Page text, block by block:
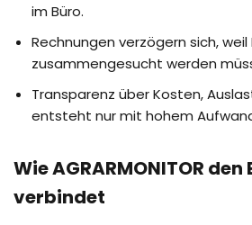
im Büro.
Rechnungen verzögern sich, weil
zusammengesucht werden
Transparenz über Kosten,
entsteht nur mit hohem
Wie AGRARMONITOR
verbindet